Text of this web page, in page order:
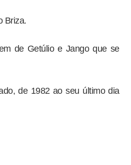
Briza.
de Getúlio e Jango que se
de 1982 ao seu último dia